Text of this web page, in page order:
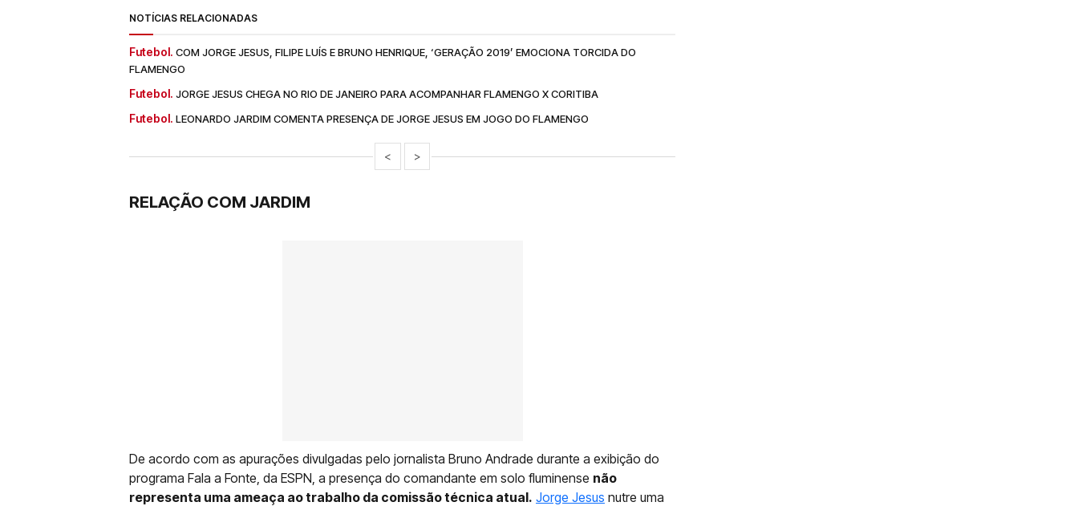
NOTÍCIAS RELACIONADAS
Futebol. COM JORGE JESUS, FILIPE LUÍS E BRUNO HENRIQUE, ‘GERAÇÃO 2019’ EMOCIONA TORCIDA DO
FLAMENGO
Futebol. JORGE JESUS CHEGA NO RIO DE JANEIRO PARA ACOMPANHAR FLAMENGO X CORITIBA
Futebol. LEONARDO JARDIM COMENTA PRESENÇA DE JORGE JESUS EM JOGO DO FLAMENGO
< >
RELAÇÃO COM JARDIM
De acordo com as apurações divulgadas pelo jornalista Bruno Andrade durante a exibição do
programa Fala a Fonte, da ESPN, a presença do comandante em solo fluminense não
representa uma ameaça ao trabalho da comissão técnica atual. Jorge Jesus nutre uma